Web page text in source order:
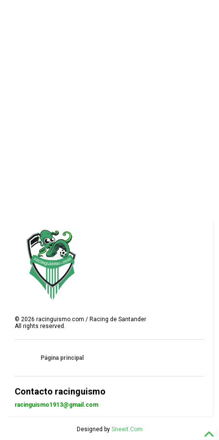
© 2026 racinguismo.com / Racing de Santander
All rights reserved.
Página principal
Contacto racinguismo
racinguismo1913@gmail.com
Designed by Sneeit.Com